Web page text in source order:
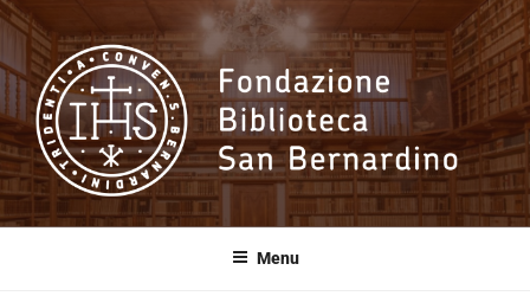
Salta
contenuto
Fondazione
Biblioteca SanMenu